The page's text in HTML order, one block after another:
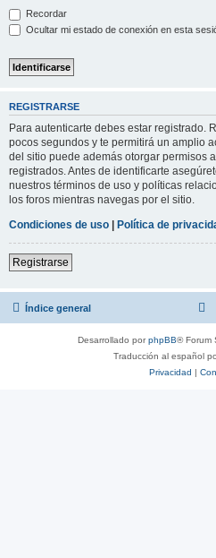
Recordar
Ocultar mi estado de conexión en esta
REGISTRARSE
Para autenticarte debes estar registrado.
pocos segundos y te permitirá un amplio
del sitio puede además otorgar permisos
registrados. Antes de identificarte
nuestros términos de uso y políticas
los foros mientras navegas por el sitio.
Condiciones de uso | Política de
Registrarse
Índice general
Desarrollado porphpBB® Forum
Traducción al español
Privacidad |